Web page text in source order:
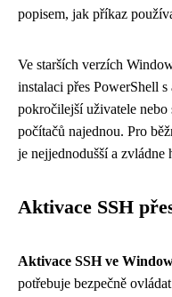
popisem, jak příkaz
Ve starších verzích
instalaci přes PowerShell
pokročilejší uživatele
počítačů najednou. Pro
je nejjednodušší a zvládne
Aktivace SSH
Aktivace SSH ve
potřebuje bezpečně